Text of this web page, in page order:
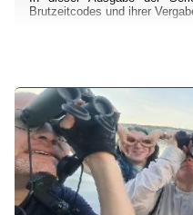
Brutzeitcodes und ihrer